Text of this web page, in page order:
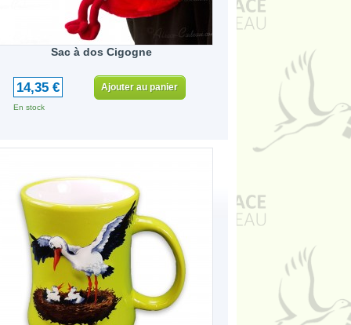
Sac à dos Cigogne
14,35 €
En stock
Ajouter au panier